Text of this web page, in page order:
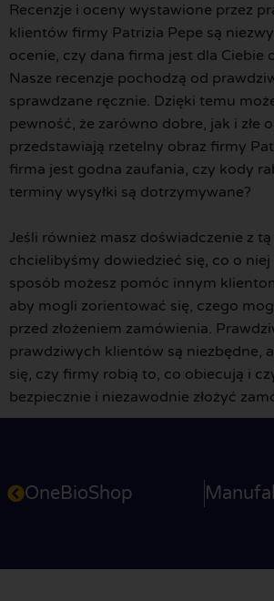
Recenzje i oceny wystawione przez
klientów firmy Patrizia Pepe są
ocenie, czy dana firma jest dla Ciebie
Nasze recenzje pochodzą od
sprawdzane ręcznie. Dzięki temu
pewność, że zarówno dobre, jak i złe
przedstawiają rzetelny obraz firmy
firma jest godna zaufania, czy kody
terminy wysyłki są dotrzymywane?
Jeśli również masz doświadczenie z
chcielibyśmy dowiedzieć się, co o niej
sposób możesz pomóc innym
aby mogli zorientować się, czego
przed złożeniem zamówienia.
prawdziwych klientów są niezbędne,
się, czy firmy robią to, co obiecują i
bezpiecznie i niezawodnie złożyć
OneBioShop